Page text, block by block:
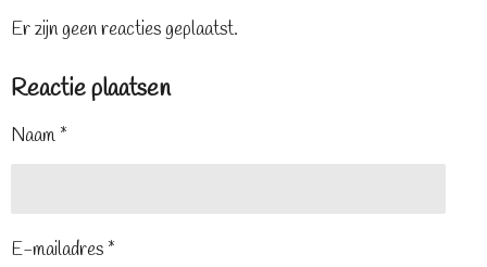
Er zijn geen reacties geplaatst.
Reactie plaatsen
Naam *
E-mailadres *